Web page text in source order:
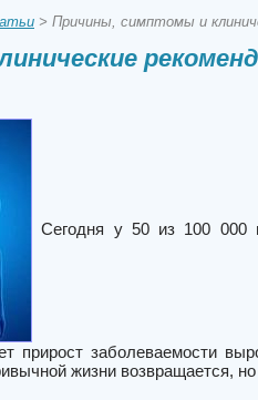
> Причины, симптомы и
Сегодня у 50 из 100 000
прирост заболеваемости
жизни возвращается,